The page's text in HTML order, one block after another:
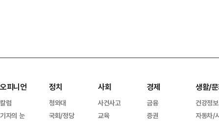
오피니언
칼럼
기자의 눈
정치
청와대
국회/정당
사회
사건사고
교육
경제
금융
증권
생활/
건강정보
자동차/